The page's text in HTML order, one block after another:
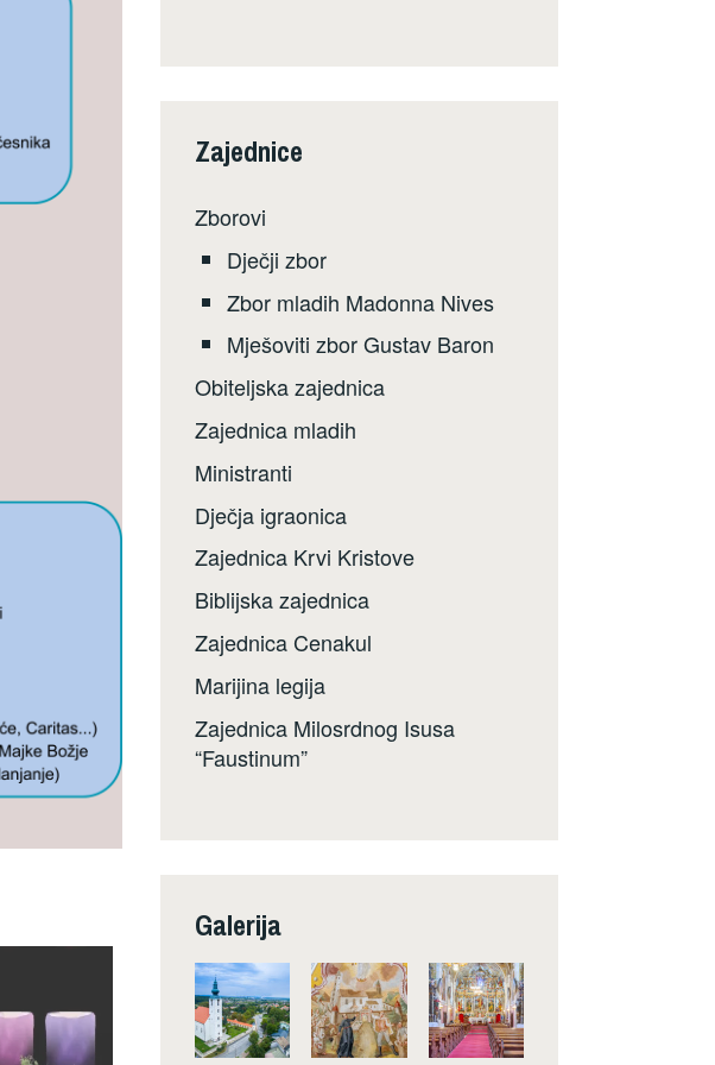
Zajednice
Zborovi
Dječji zbor
Zbor mladih Madonna Nives
Mješoviti zbor Gustav Baron
Obiteljska zajednica
Zajednica mladih
Ministranti
Dječja igraonica
Zajednica Krvi Kristove
Biblijska zajednica
Zajednica Cenakul
Marijina legija
Zajednica Milosrdnog Isusa
“Faustinum”
Galerija